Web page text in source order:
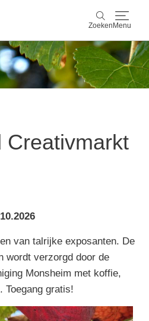
Zoeken Menu
Zoeken
gastronomie
Blog kaart
Creativmarkt
van talrijke exposanten. De
wordt verzorgd door de
Monsheim met koffie,
Toegang gratis!